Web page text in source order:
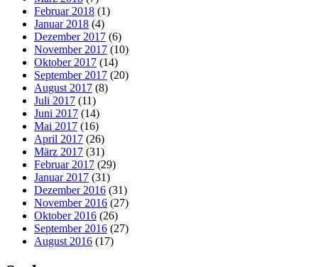
Februar 2018 (1)
Januar 2018 (4)
Dezember 2017 (6)
November 2017 (10)
Oktober 2017 (14)
September 2017 (20)
August 2017 (8)
Juli 2017 (11)
Juni 2017 (14)
Mai 2017 (16)
April 2017 (26)
März 2017 (31)
Februar 2017 (29)
Januar 2017 (31)
Dezember 2016 (31)
November 2016 (27)
Oktober 2016 (26)
September 2016 (27)
August 2016 (17)